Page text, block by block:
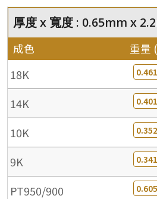
厚度 x 寬度 : 0.65mm x
成色 重量
18K
14K
10K
9K
PT950/900